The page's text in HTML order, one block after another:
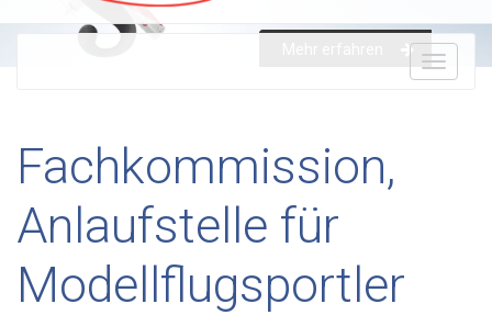
Fachkommission,
Anlaufstelle für
Modellflugsportler